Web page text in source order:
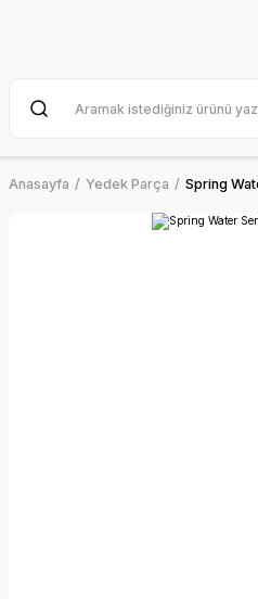
Anasayfa Yedek Parça Spring